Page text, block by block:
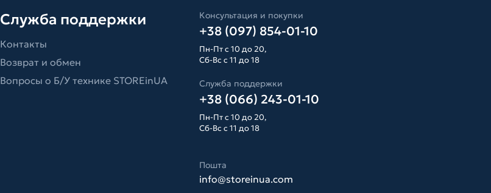
Служба поддержки
Контакты
Возврат и обмен
Вопросы о Б/У технике STOREinUA
Консультация и покупки
+38 (097) 854-01-10
Пн-Пт с 10 до 20,
Сб-Вс с 11 до 18
Служба поддержки
+38 (066) 243-01-10
Пн-Пт с 10 до 20,
Сб-Вс с 11 до 18
Пошта
info@storeinua.com